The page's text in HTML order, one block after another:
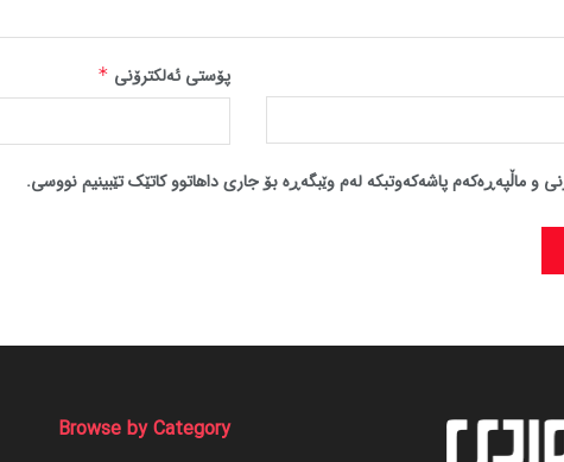
پۆستی ئەلکترۆنی *
و ماڵپەڕەکەم پاشەکەوتبکە لەم وێبگەڕە بۆ جاری داهاتوو کاتێک تێبینیم نووسی.
Browse by Category